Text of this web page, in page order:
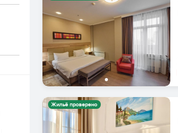
Уникальное
Жильё проверено